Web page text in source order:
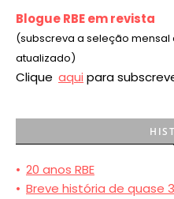
Blogue RBE em revista
(subscreva a seleção
atualizado)
Clique aqui para
• 20 anos RBE
• Breve história de quase